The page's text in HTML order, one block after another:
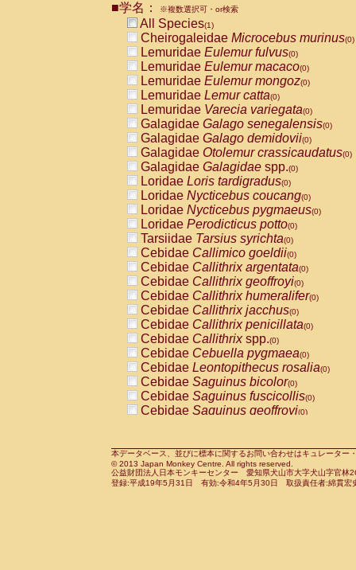
CebidaeCebus nigrivittatus
CebidaeCebus
CebidaeSaimiri boliviensis(0)
CebidaeSaimiri sciureus(0)
AtelidaeAlouatta caraya(0)
AtelidaeAlouatta fusca(0)
AtelidaeAlouatta seniculus
AtelidaeAlouattaspp.(0)
AtelidaeAteles belzebuth(0)
AtelidaeAteles geoffroyi(0)
AtelidaeAteles paniscus(0)
AtelidaeAtelesspp.(0)
Atelidae Lagothrix lagothricha
AtelidaeLagothrix lagothricha cana
PitheciidaeCacajao calvus
PitheciidaeCallicebus cupreus
PitheciidaeCallicebus donacophilus
PitheciidaeCallicebus moloch
PitheciidaeCallicebus torquatus
PitheciidaeCallicebusspp.(0)
PitheciidaeChiropotes satanas(0)
PitheciidaePithecia monachus
PitheciidaePithecia pithecia(0)
CercopithecidaeCercocebus agilis
CercopithecidaeCercocebus
CercopithecidaeCercocebus
CercopithecidaeCercocebus
CercopithecidaeCercocebus
CercopithecidaeCercocebushybrid
CercopithecidaePapio anubis(0)
CercopithecidaePapio cynocephalus
CercopithecidaePapio hamadryas(0)
■学名： ※複数選択可・or検索
All Species(1)
Cheirogaleidae Microcebus murinus(0)
Lemuridae Eulemur fulvus(0)
Lemuridae Eulemur macaco(0)
Lemuridae Eulemur mongoz(0)
Lemuridae Lemur catta(0)
Lemuridae Varecia variegata(0)
Galagidae Galago senegalensis(0)
Galagidae Galago demidovii(0)
Galagidae Otolemur crassicaudatus(0)
Galagidae Galagidae spp.(0)
Loridae Loris tardigradus(0)
Loridae Nycticebus coucang(0)
Loridae Nycticebus pygmaeus(0)
Loridae Perodicticus potto(0)
Tarsiidae Tarsius syrichta(0)
Cebidae Callimico goeldii(0)
Cebidae Callithrix argentata(0)
Cebidae Callithrix geoffroyi(0)
Cebidae Callithrix humeralifer(0)
Cebidae Callithrix jacchus(0)
Cebidae Callithrix penicillata(0)
Cebidae Callithrixspp.(0)
Cebidae Cebuella pygmaea(0)
Cebidae Leontopithecus rosalia(0)
Cebidae Saguinus bicolor(0)
Cebidae Saguinus fuscicollis(0)
Cebidae Saguinus geoffroyi(0)
CebidaeSaguinus leucopus(0)
CebidaeSaguinus midas(0)
Cebidae Saguinus mystax(0)
本データベース、並びに標本に関するお問い合わせはキュレータ
© 2013 Japan Monkey Centre. All rights reserved.
公益財団法人日本モンキーセンター 愛知県犬山市大字犬山字官
登録:平成19年5月31日 有効:令和4年5月30日 取扱責任者:綿貫宏